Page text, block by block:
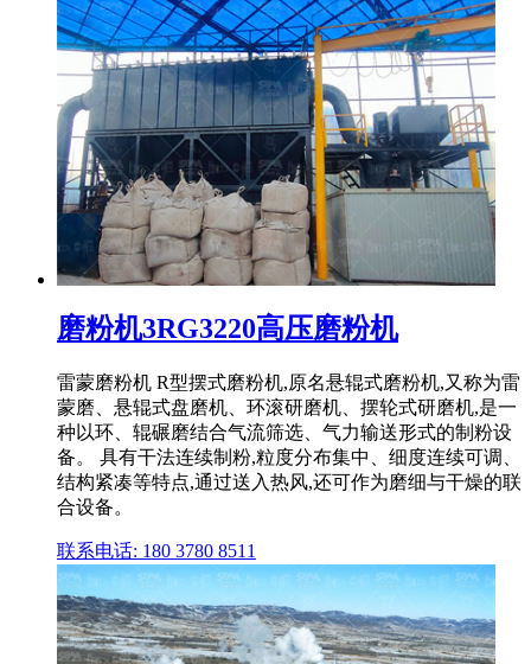
磨粉机3RG3220高压磨粉机
雷蒙磨粉机 R型摆式磨粉机,原名悬辊式磨粉机,又称为雷
蒙磨、悬辊式盘磨机、环滚研磨机、摆轮式研磨机,是一
种以环、辊碾磨结合气流筛选、气力输送形式的制粉设
备。 具有干法连续制粉,粒度分布集中、细度连续可调、
结构紧凑等特点,通过送入热风,还可作为磨细与干燥的联
合设备。
联系电话: 180 3780 8511